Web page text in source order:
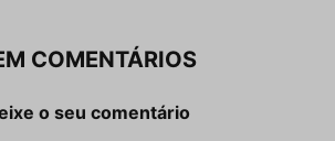
COMENTÁRIOS
o seu comentário